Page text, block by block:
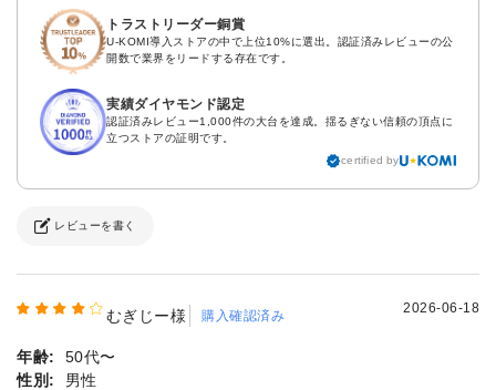
トラストリーダー銅賞
U-KOMI導入ストアの中で上位10%に選出。認証済みレビューの公
開数で業界をリードする存在です。
実績ダイヤモンド認定
認証済みレビュー1,000件の大台を達成。揺るぎない信頼の頂点に
立つストアの証明です。
certified by
レビューを書く
むぎじー様 購入確認済み 2026-06-18
年齢:
50代〜
性別:
男性